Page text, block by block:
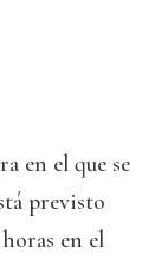
en el que se
previsto
en el